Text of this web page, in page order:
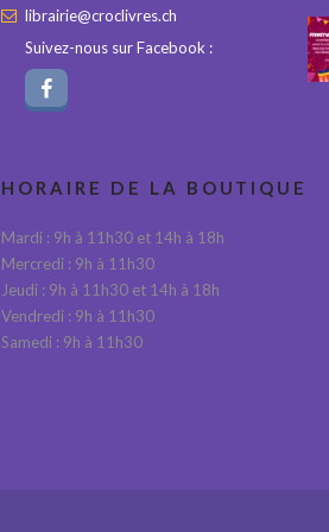
librairie@croclivres.ch
Suivez-nous sur Facebook :
HORAIRE DE LA BOUTIQUE
Mardi : 9h à 11h30 et 14h à 18h
Mercredi : 9h à 11h30
Jeudi : 9h à 11h30 et 14h à 18h
Vendredi : 9h à 11h30
Samedi : 9h à 11h30